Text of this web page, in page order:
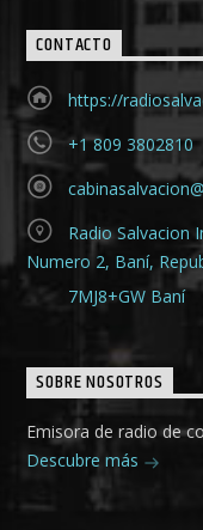
CONTACTO
https://
+1 809 3802810
Radio Salvacion
Numero 2, Baní,
7MJ8+GW Baní
SOBRE NOSOTROS
Emisora de radio de
Descubre más